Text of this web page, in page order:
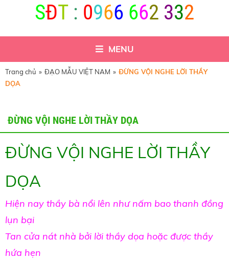
SĐT : 0966 662 332
MENU
Trang chủ » ĐẠO MẪU VIỆT NAM » ĐỪNG VỘI NGHE LỜI THẦY
DỌA
ĐỪNG VỘI NGHE LỜI THẦY DỌA
ĐỪNG VỘI NGHE LỜI THẦY
DỌA
Hiện nay thầy bà nổi lên như nấm bao thanh đồng
lụn bại
Tan cửa nát nhà bởi lời thầy dọa hoặc được thầy
hứa hẹn